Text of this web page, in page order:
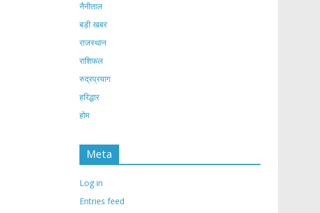
नैनीताल
बड़ी खबर
राजस्थान
राशिफल
रुद्रप्रयाग
हरिद्धार
होम
Meta
Log in
Entries feed